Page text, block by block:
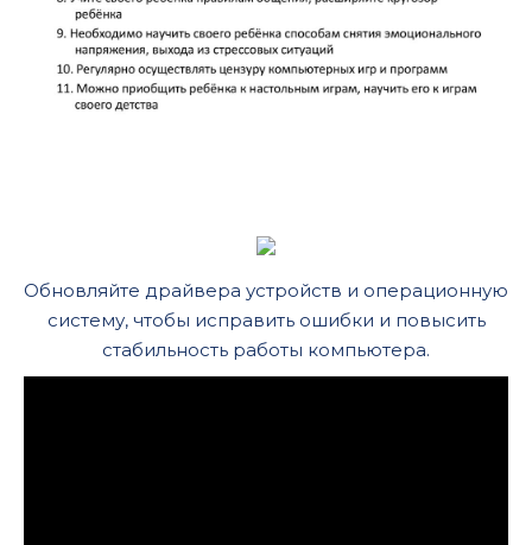
Обновляйте драйвера устройств и операционную
систему, чтобы исправить ошибки и повысить
стабильность работы компьютера.